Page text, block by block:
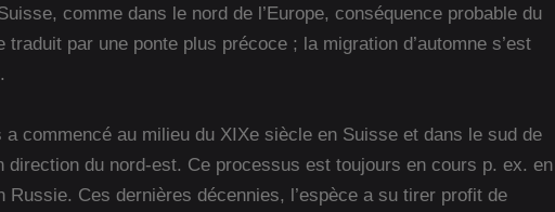
comme dans le nord de l’Europe, conséquence probable du
par une ponte plus précoce ; la migration d’automne s’est
commencé au milieu du XIXe siècle en Suisse et dans le sud de
direction du nord-est. Ce processus est toujours en cours p. ex. en
Russie. Ces dernières décennies, l’espèce a su tirer profit de